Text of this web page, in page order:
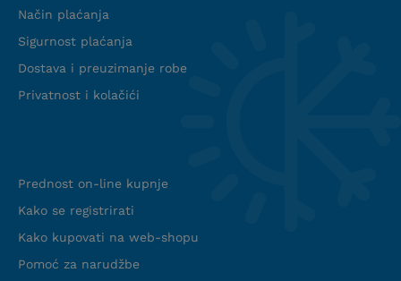
Način plaćanja
Sigurnost plaćanja
Dostava i preuzimanje robe
Privatnost i kolačići
Prednost on-line kupnje
Kako se registrirati
Kako kupovati na web-shopu
Pomoć za narudžbe